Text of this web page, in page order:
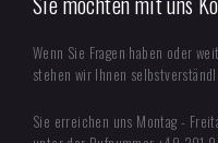
Wenn Sie Fragen haben oder
stehen wir Ihnen
Sie erreichen uns Montag -